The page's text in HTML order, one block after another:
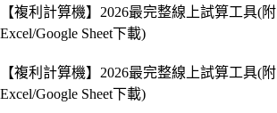
【複利計算機】2026最完整線上試算工具(附
Excel/Google Sheet下載)
【複利計算機】2026最完整線上試算工具(附
Excel/Google Sheet下載)